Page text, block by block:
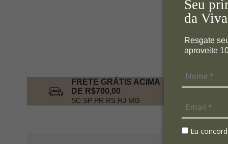
Seu
da
Resgate
aproveite
Eu
FRETE GRÁTIS ACIMA
DE R$700,00
SC SP PR RS RJ MG